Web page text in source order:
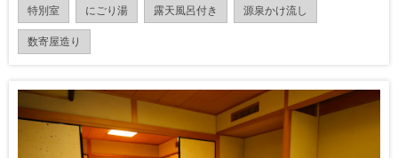
特別室 にごり湯 露天風呂付き 源泉かけ流し
数寄屋造り